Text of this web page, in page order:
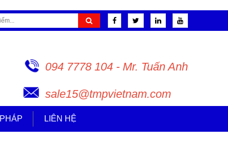
094 7778 104 - Mr. Tuấn Anh
sale15@tmpvietnam.com
LIÊN HỆ